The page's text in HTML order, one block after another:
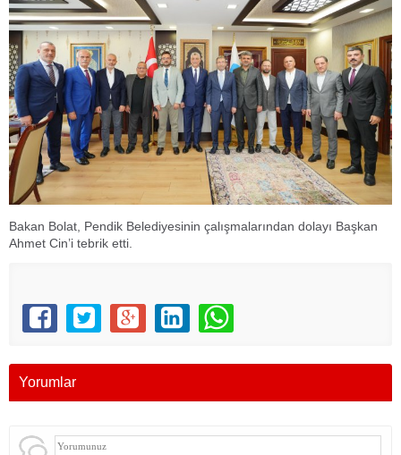
Bakan Bolat, Pendik Belediyesinin çalışmalarından dolayı Başkan
Ahmet Cin’i tebrik etti.
Yorumlar